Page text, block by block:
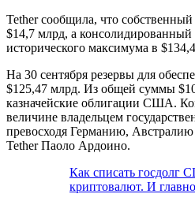
Tether сообщила, что
$14,7 млрд, а
исторического максимума в
На 30 сентября резервы для
$125,47 млрд. Из общей суммы
казначейские облигации США.
величине владельцем
превосходя Германию,
Tether Паоло Ардоино.
Как списать
криптовалют. И